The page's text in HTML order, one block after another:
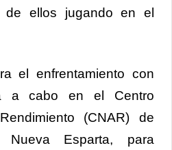
de ellos jugando en el
el enfrentamiento con
a cabo en el Centro
(CNAR) de
Nueva Esparta, para